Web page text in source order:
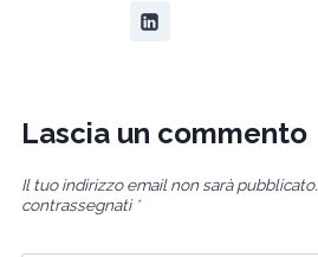
Lascia un commento
Il tuo indirizzo email non sarà pubblicato.
contrassegnati *